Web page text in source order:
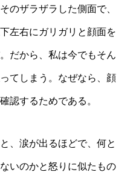
のザラザラした側面で、
左右にガリガリと顔面を
だから、私は今でもそん
てしまう。なぜなら、顔
認するためである。
、涙が出るほどで、何と
いのかと怒りに似たもの